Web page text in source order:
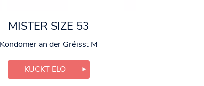
MISTER SIZE 53
Kondomer an der Gréisst M
KUCKT ELO